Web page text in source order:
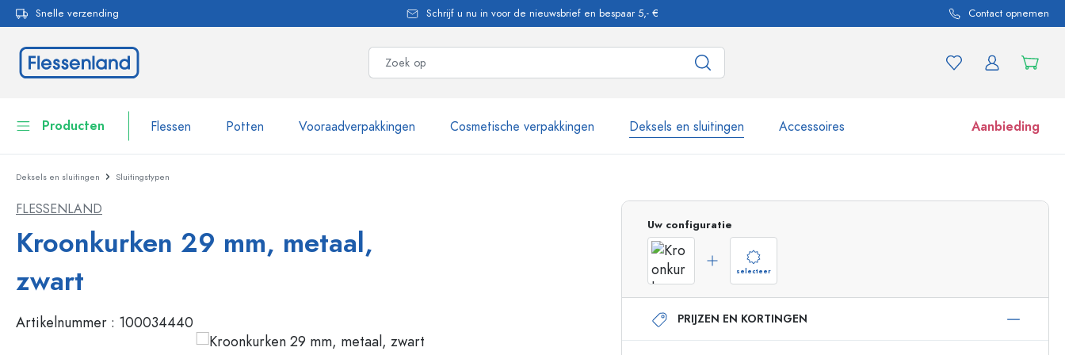
Ga naar de hoofdnavigatie
Snelle verzending Schrijf u nu in voor de nieuwsbrief en bespaar 5,- € Contact opnemen
Producten Flessen Potten Vooraadverpakkingen Cosmetische verpakkingen Deksels en sluitingen Accessoires Aanbieding
Flessen
Vooraadverpakkingen
Servies
Cosmetische verpakkingen
WECK flessen
Glazen flessen 100 ml
Glazen flessen 500 ml
Glazen flessen 750 ml
Glazen flessen 1000 ml
Potten e potjes
Deksels en sluitingen Sluitingstypen
FLESSENLAND
Kroonkurken 29 mm, metaal,
zwart
Artikelnummer : 100034440
Uw configuratie
selecteer
PRIJZEN EN KORTINGEN